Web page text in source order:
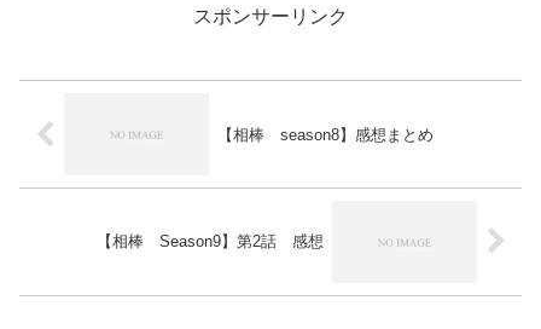
スポンサーリンク
【相棒 season8】感想まとめ
【相棒 Season9】第2話 感想